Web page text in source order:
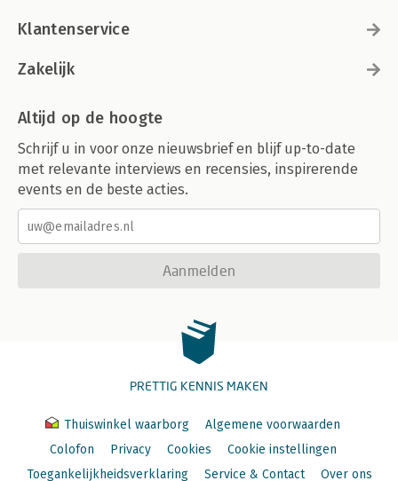
Klantenservice
Zakelijk
Altijd op de hoogte
Schrijf u in voor onze nieuwsbrief en blijf up-to-date
met relevante interviews en recensies, inspirerende
events en de beste acties.
Aanmelden
PRETTIG KENNIS MAKEN
Thuiswinkel waarborg
Algemene voorwaarden
Colofon
Privacy Cookies
Cookie instellingen
Toegankelijkheidsverklaring
Service & Contact Over ons